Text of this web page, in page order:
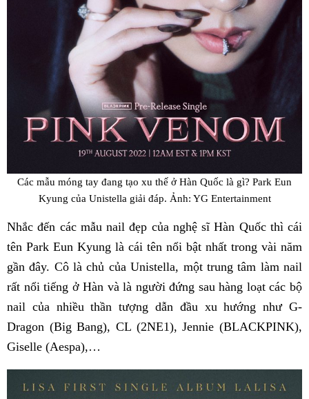
Các mẫu móng tay đang tạo xu thế ở Hàn Quốc là gì? Park Eun
Kyung của Unistella giải đáp. Ảnh: YG Entertainment
Nhắc đến các mẫu nail đẹp của nghệ sĩ Hàn Quốc thì cái
tên Park Eun Kyung là cái tên nổi bật nhất trong vài năm
gần đây. Cô là chủ của Unistella, một trung tâm làm nail
rất nổi tiếng ở Hàn và là người đứng sau hàng loạt các bộ
nail của nhiều thần tượng dẫn đầu xu hướng như G-
Dragon (Big Bang), CL (2NE1), Jennie (BLACKPINK),
Giselle (Aespa),…